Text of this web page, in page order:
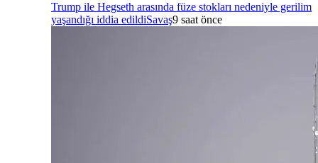
Trump ile Hegseth arasında füze stokları nedeniyle gerilim
yaşandığı iddia edildiSavaş9 saat önce